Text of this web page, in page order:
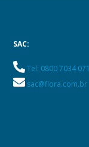
SAC:
Tel: 0800 7034 071
sac@flora.com.br